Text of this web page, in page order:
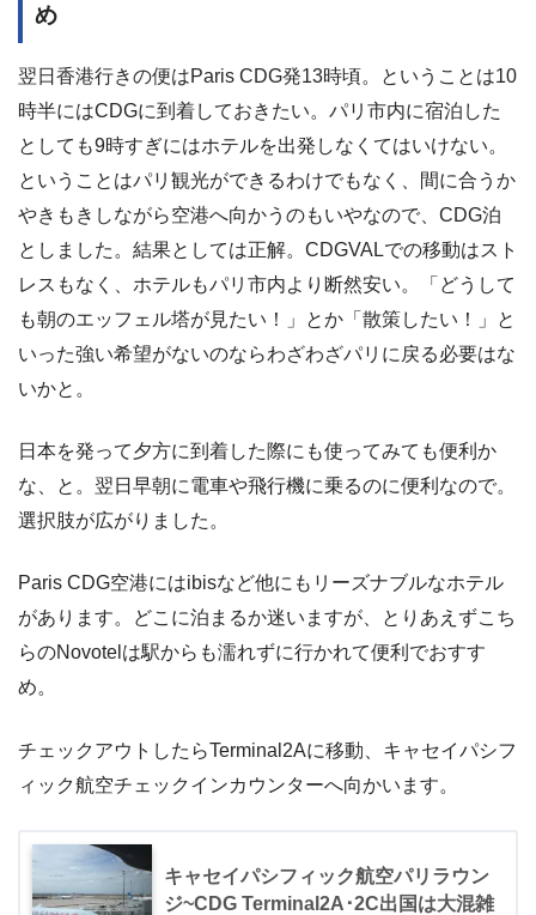
め
翌日香港行きの便はParis CDG発13時頃。ということは10
時半にはCDGに到着しておきたい。パリ市内に宿泊した
としても9時すぎにはホテルを出発しなくてはいけない。
ということはパリ観光ができるわけでもなく、間に合うか
やきもきしながら空港へ向かうのもいやなので、CDG泊
としました。結果としては正解。CDGVALでの移動はスト
レスもなく、ホテルもパリ市内より断然安い。「どうして
も朝のエッフェル塔が見たい！」とか「散策したい！」と
いった強い希望がないのならわざわざパリに戻る必要はな
いかと。
日本を発って夕方に到着した際にも使ってみても便利か
な、と。翌日早朝に電車や飛行機に乗るのに便利なので。
選択肢が広がりました。
Paris CDG空港にはibisなど他にもリーズナブルなホテル
があります。どこに泊まるか迷いますが、とりあえずこち
らのNovotelは駅からも濡れずに行かれて便利でおすす
め。
チェックアウトしたらTerminal2Aに移動、キャセイパシフ
ィック航空チェックインカウンターへ向かいます。
キャセイパシフィック航空パリラウン
ジ~CDG Terminal2A･2C出国は大混雑